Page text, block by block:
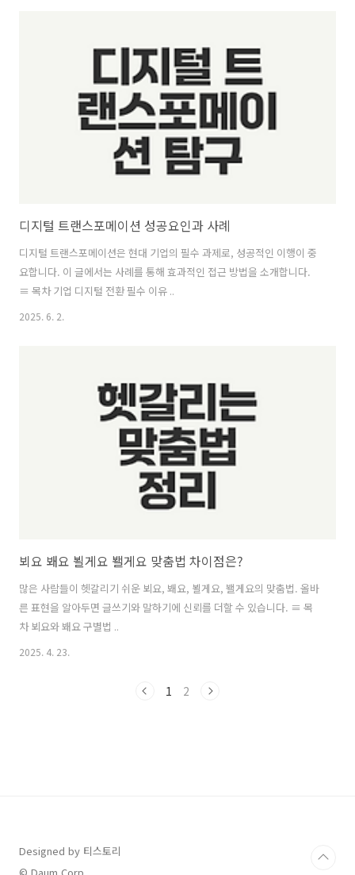
디지털 트랜스포메이션 성공요인과 사례
디지털 트랜스포메이션은 현대 기업의 필수 과제로, 성공적인 이행이 중
요합니다. 이 글에서는 사례를 통해 효과적인 접근 방법을 소개합니다.
≡ 목차 기업 디지털 전환 필수 이유 ..
2025. 6. 2.
뵈요 봬요 뵐게요 봴게요 맞춤법 차이점은?
많은 사람들이 헷갈리기 쉬운 뵈요, 봬요, 뵐게요, 봴게요의 맞춤법. 올바
른 표현을 알아두면 글쓰기와 말하기에 신뢰를 더할 수 있습니다. ≡ 목
차 뵈요와 봬요 구별법 ..
2025. 4. 23.
1 2
Designed by 티스토리